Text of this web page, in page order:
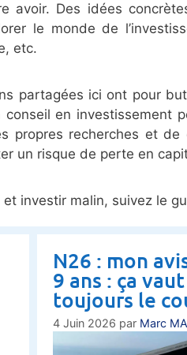
avoir. Des idées
le monde de
etc.
partagées ici ont pour
en investissement
propres recherches et
un risque de perte en
investir malin, suivez le
N26 : mon
9 ans : ça vaut
toujours le
4 Juin 2026 par Marc